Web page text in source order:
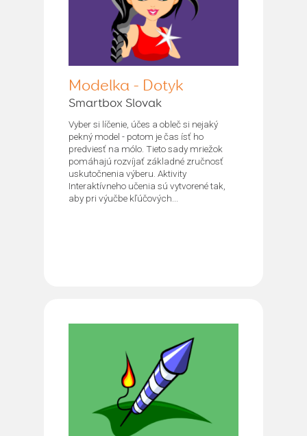
Modelka - Dotyk
Smartbox Slovak
Vyber si líčenie, účes a obleč si nejaký
pekný model - potom je čas ísť ho
predviesť na mólo. Tieto sady mriežok
pomáhajú rozvíjať základné zručnosť
uskutočnenia výberu. Aktivity
Interaktívneho učenia sú vytvorené tak,
aby pri výučbe kľúčových...